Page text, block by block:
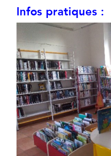
Infos pratiques :